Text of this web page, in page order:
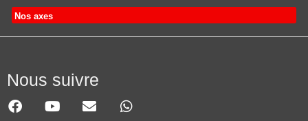
Nos axes
Nous suivre